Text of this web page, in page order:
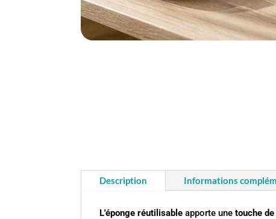
Description Informations
L'éponge réutilisable apporte unetouche